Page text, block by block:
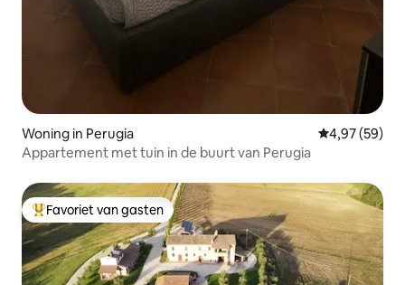
Woning in Perugia Gemiddelde
4,97 (59)
Appartement met tuin in de buurt van Perugia
Topfavoriet van gasten
Favoriet van gasten